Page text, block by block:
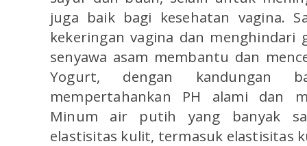
juga baik bagi kesehatan vagina.
kekeringan vagina dan menghindari
senyawa asam membantu dan
Yogurt, dengan kandungan
mempertahankan PH alami dan
Minum air putih yang banyak
elastisitas kulit, termasuk elastisitas